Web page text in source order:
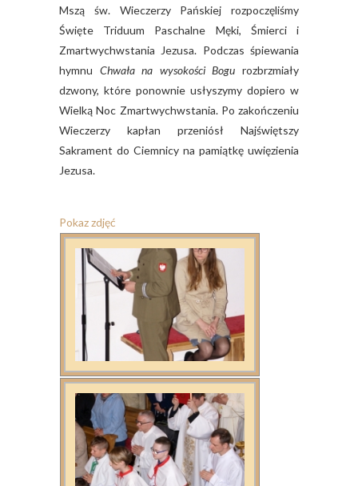
Mszą św. Wieczerzy Pańskiej rozpoczęliśmy
Święte Triduum Paschalne Męki, Śmierci i
Zmartwychwstania Jezusa. Podczas śpiewania
hymnu Chwała na wysokości Bogu rozbrzmiały
dzwony, które ponownie usłyszymy dopiero w
Wielką Noc Zmartwychwstania. Po zakończeniu
Wieczerzy kapłan przeniósł Najświętszy
Sakrament do Ciemnicy na pamiątkę uwięzienia
Jezusa.
Pokaz zdjęć